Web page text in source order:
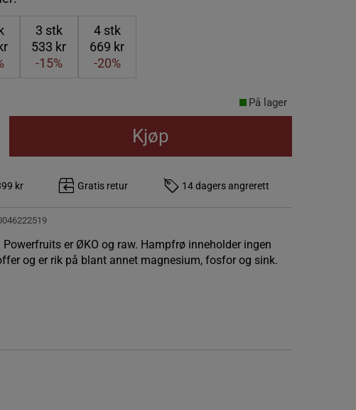
3 stk
533 kr
-15%
4stk
669 kr
-20%
På lager
Kjøp
kr Gratis retur 14 dagers angrerett
er ØKO og raw. Hampfrø inneholder ingen
og er rik på blant annet magnesium, fosfor og sink.